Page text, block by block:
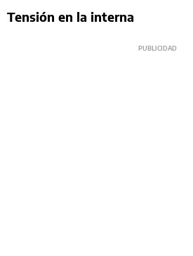
Tensión en la interna